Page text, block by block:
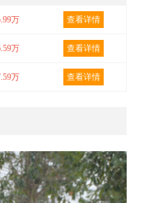
万 查看详情
万 查看详情
万 查看详情